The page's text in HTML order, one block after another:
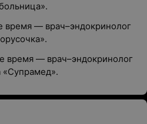
время — врач–эндокринолог
время — врач–эндокринолог
«Супрамед».